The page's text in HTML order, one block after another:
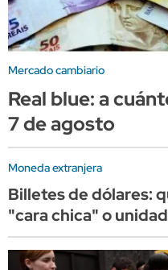
Mercado cambiario
Real blue: a
7 de agosto
Moneda extranjera
Billetes de dólares:
"cara chica" o